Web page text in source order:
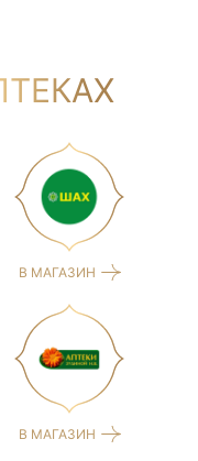
В МАГАЗИН
В МАГАЗИН